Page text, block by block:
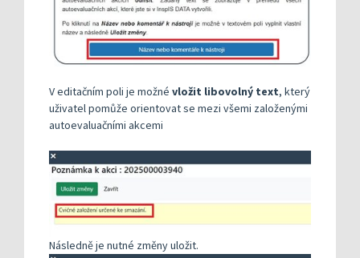
V editačním poli je možné vložit libovolný text, který
uživatel pomůže orientovat se mezi všemi založenými
autoevaluačními akcemi
Následně je nutné změny uložit.